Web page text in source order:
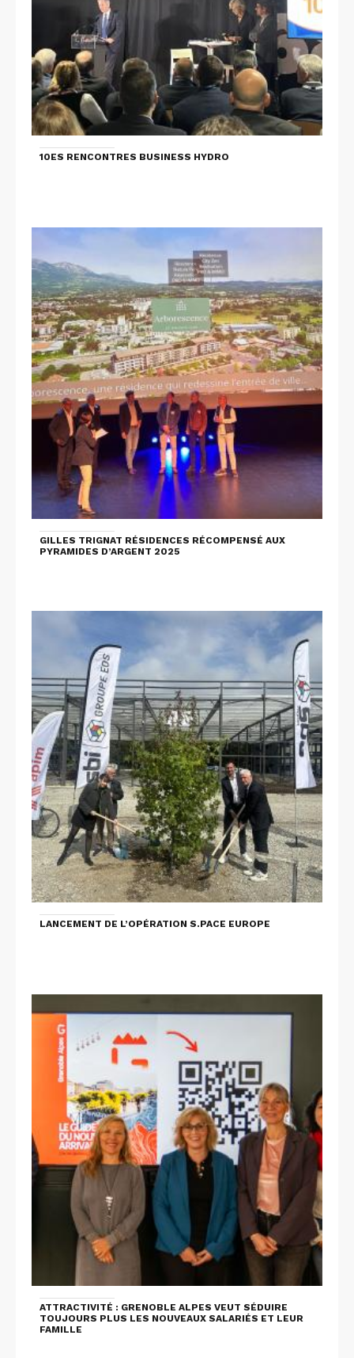
10ES RENCONTRES BUSINESS HYDRO
GILLES TRIGNAT RÉSIDENCES RÉCOMPENSÉ AUX
PYRAMIDES D’ARGENT 2025
LANCEMENT DE L’OPÉRATION S.PACE EUROPE
ATTRACTIVITÉ : GRENOBLE ALPES VEUT SÉDUIRE
TOUJOURS PLUS LES NOUVEAUX SALARIÉS ET LEUR
FAMILLE